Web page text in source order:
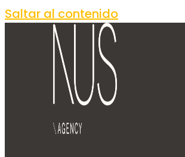
Saltar al contenido